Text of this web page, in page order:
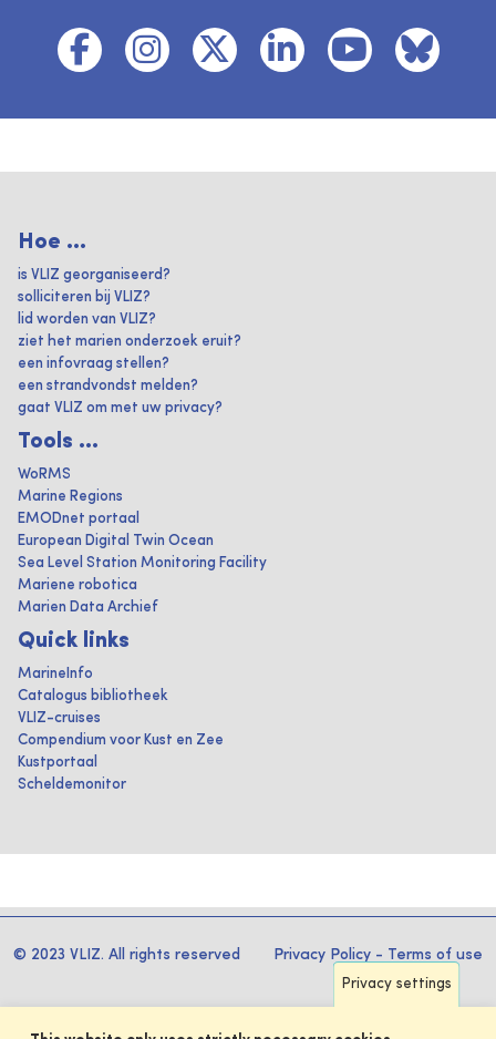
Hoe ...
is VLIZ georganiseerd?
solliciteren bij VLIZ?
lid worden van VLIZ?
ziet het marien onderzoek eruit?
een infovraag stellen?
een strandvondst melden?
gaat VLIZ om met uw privacy?
Tools ...
WoRMS
Marine Regions
EMODnet portaal
European Digital Twin Ocean
Sea Level Station Monitoring Facility
Mariene robotica
Marien Data Archief
Quick links
MarineInfo
Catalogus bibliotheek
VLIZ-cruises
Compendium voor Kust en Zee
Kustportaal
Scheldemonitor
© 2023 VLIZ. All rights reserved Privacy Policy - Terms of use
Privacy settings